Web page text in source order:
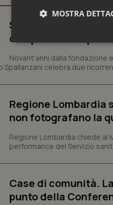
Settimana della
comprendere il
Novant'anni dalla fondazione
Spallanzani celebra due
Regione
non fotografano la
Regione Lombardia chiede al
performance del Servizio
Case di comunità.
punto della
MOSTRA
I cookie necessari
e l'accesso alle aree